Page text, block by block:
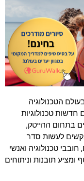
הטכנולוגיה
טכנולוגיות
בתחום ההייטק,
לעשות סדר
טכנולוגיה ואנשי
תובנות וניתוחים